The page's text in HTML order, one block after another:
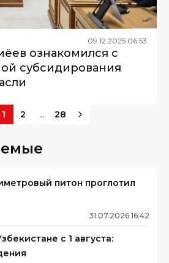
09 12 2025 06:53
ознакомился с
субсидирования
1 2 ... 28
питон проглотил
31.07.2026 16:42
с 1 августа: